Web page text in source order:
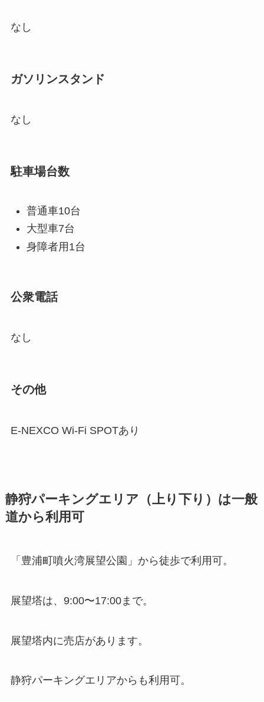
なし
ガソリンスタンド
なし
駐車場台数
普通車10台
大型車7台
身障者用1台
公衆電話
なし
その他
E-NEXCO Wi-Fi SPOTあり
静狩パーキングエリア（上り下り）は一般
道から利用可
「豊浦町噴火湾展望公園」から徒歩で利用可。
展望塔は、9:00〜17:00まで。
展望塔内に売店があります。
静狩パーキングエリアからも利用可。